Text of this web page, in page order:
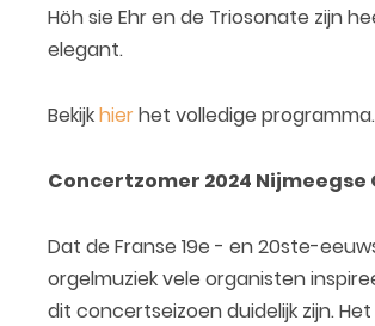
Höh sie Ehr en de Triosonate zijn
elegant.
Bekijkhierhet volledige programma.
Concertzomer 2024
Dat de Franse 19e - en 20ste-
orgelmuziek vele organisten
dit concertseizoen duidelijk zijn.